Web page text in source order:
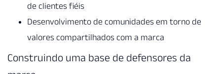
de clientes fiéis
Desenvolvimento de comunidades em torno de
valores compartilhados com a marca
Construindo uma base de defensores da